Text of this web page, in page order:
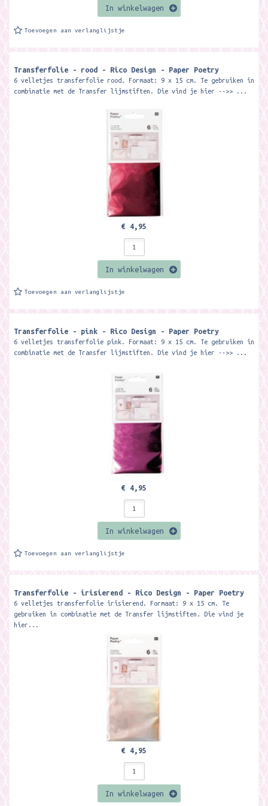
In winkelwagen
Toevoegen aan verlanglijstje
Transferfolie - rood - Rico Design - Paper Poetry
6 velletjes transferfolie rood. Formaat: 9 x 15 cm. Te gebruiken in
combinatie met de Transfer lijmstiften. Die vind je hier -->> ...
€ 4,95
In winkelwagen
Toevoegen aan verlanglijstje
Transferfolie - pink - Rico Design - Paper Poetry
6 velletjes transferfolie pink. Formaat: 9 x 15 cm. Te gebruiken in
combinatie met de Transfer lijmstiften. Die vind je hier -->> ...
€ 4,95
In winkelwagen
Toevoegen aan verlanglijstje
Transferfolie - irisierend - Rico Design - Paper Poetry
6 velletjes transferfolie irisierend. Formaat: 9 x 15 cm. Te
gebruiken in combinatie met de Transfer lijmstiften. Die vind je
hier...
€ 4,95
In winkelwagen